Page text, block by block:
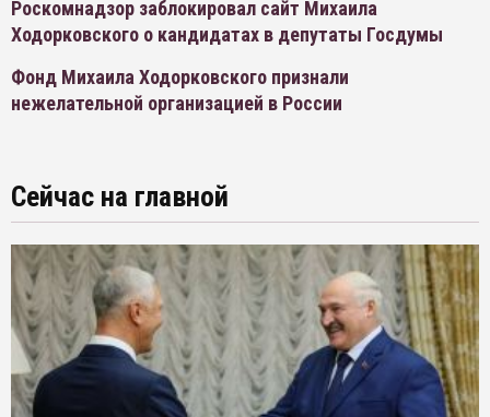
Роскомнадзор заблокировал сайт Михаила
Ходорковского о кандидатах в депутаты Госдумы
Фонд Михаила Ходорковского признали
нежелательной организацией в России
Сейчас на главной